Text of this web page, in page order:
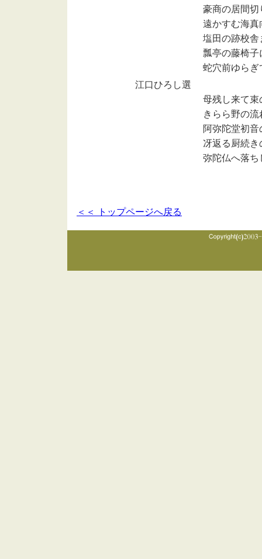
豪商の居間切
遠かすむ海真
塩田の跡校舎
瓢亭の藤椅子
蛇穴前ゆらぎ
江口ひろし選
母残し来て束
きらら野の
阿弥陀堂初
冴返る厨続き
弥陀仏へ落ち
＜＜ トップページへ戻る